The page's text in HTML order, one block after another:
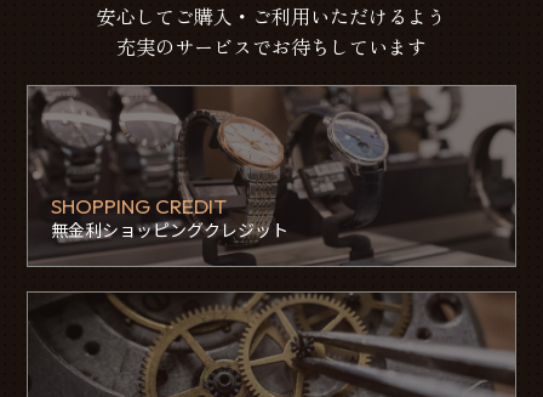
安心してご購入・ご利用いただけるよう
充実のサービスでお待ちしています
SHOPPING CREDIT
無金利ショッピングクレジット